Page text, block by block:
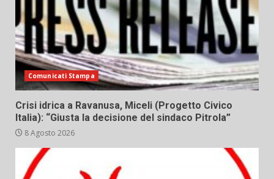
Comunicati Stampa
Crisi idrica a Ravanusa, Miceli (Progetto Civico
Italia): “Giusta la decisione del sindaco Pitrola”
8 Agosto 2026